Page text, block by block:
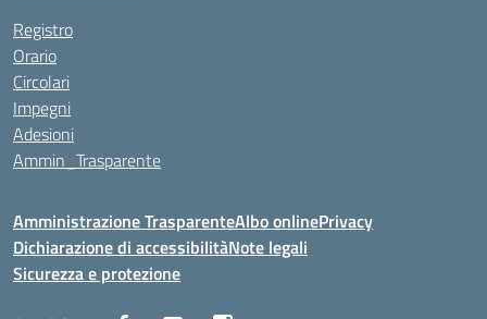
Registro
Orario
Circolari
Impegni
Adesioni
Ammin_Trasparente
Amministrazione TrasparenteAlbo onlinePrivacy
Dichiarazione di accessibilitàNote legali
Sicurezza e protezione